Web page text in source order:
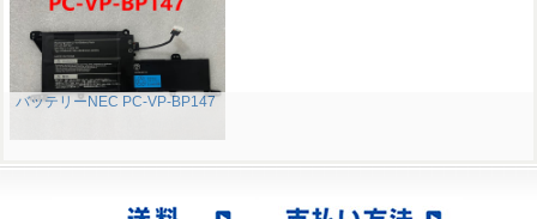
バッテリーNEC PC-VP-BP147